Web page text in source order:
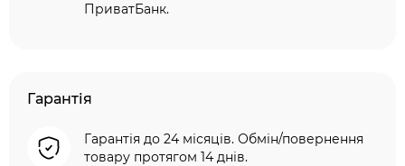
ПриватБанк.
Гарантія
Гарантія до 24 місяців. Обмін/повернення
товару протягом 14 днів.